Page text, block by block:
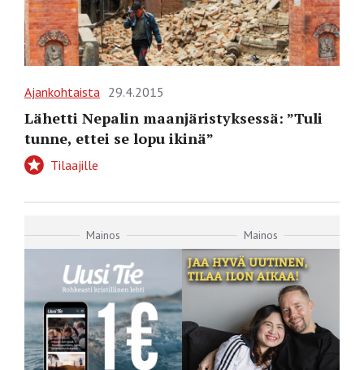
Ajankohtaista 29.4.2015
Lähetti Nepalin maanjäristyksessä: ”Tuli
tunne, ettei se lopu ikinä”
Tilaajille
Mainos Mainos